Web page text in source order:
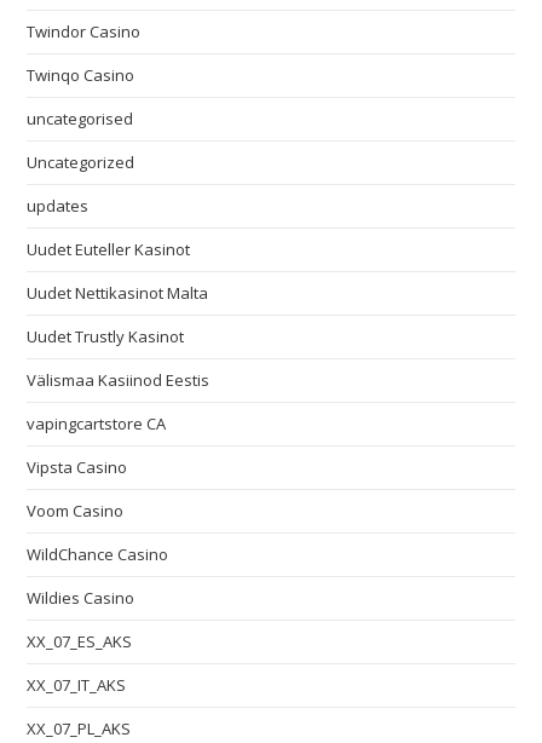
Twindor Casino
Twinqo Casino
uncategorised
Uncategorized
updates
Uudet Euteller Kasinot
Uudet Nettikasinot Malta
Uudet Trustly Kasinot
Välismaa Kasiinod Eestis
vapingcartstore CA
Vipsta Casino
Voom Casino
WildChance Casino
Wildies Casino
XX_07_ES_AKS
XX_07_IT_AKS
XX_07_PL_AKS